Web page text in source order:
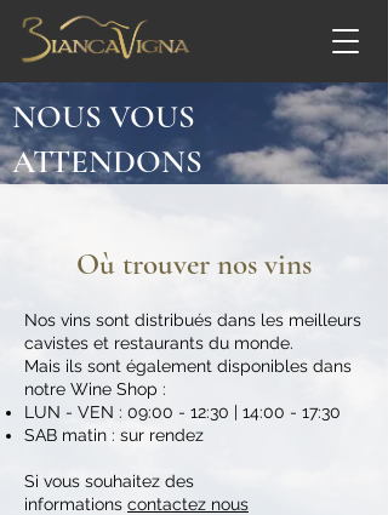
NOUS VOUS
ATTENDONS
Où trouver nos vins
Nos vins sont distribués dans les meilleurs
cavistes et restaurants du monde.
Mais ils sont également disponibles dans
notre Wine Shop :
LUN - VEN : 09:00 - 12:30 | 14:00 - 17:30
SAB matin : sur rendez
Si vous souhaitez des
informations contactez nous